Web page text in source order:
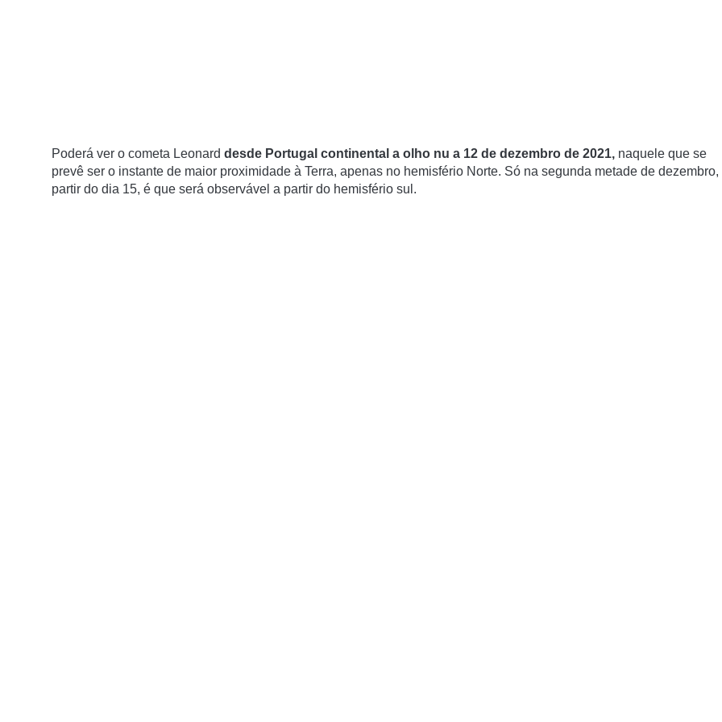
Poderá ver o cometa Leonard desde Portugal continental a olho nu a 12 de dezembro de 2021, naquele que se
prevê ser o instante de maior proximidade à Terra, apenas no hemisfério Norte. Só na segunda metade de dezembro,
partir do dia 15, é que será observável a partir do hemisfério sul.